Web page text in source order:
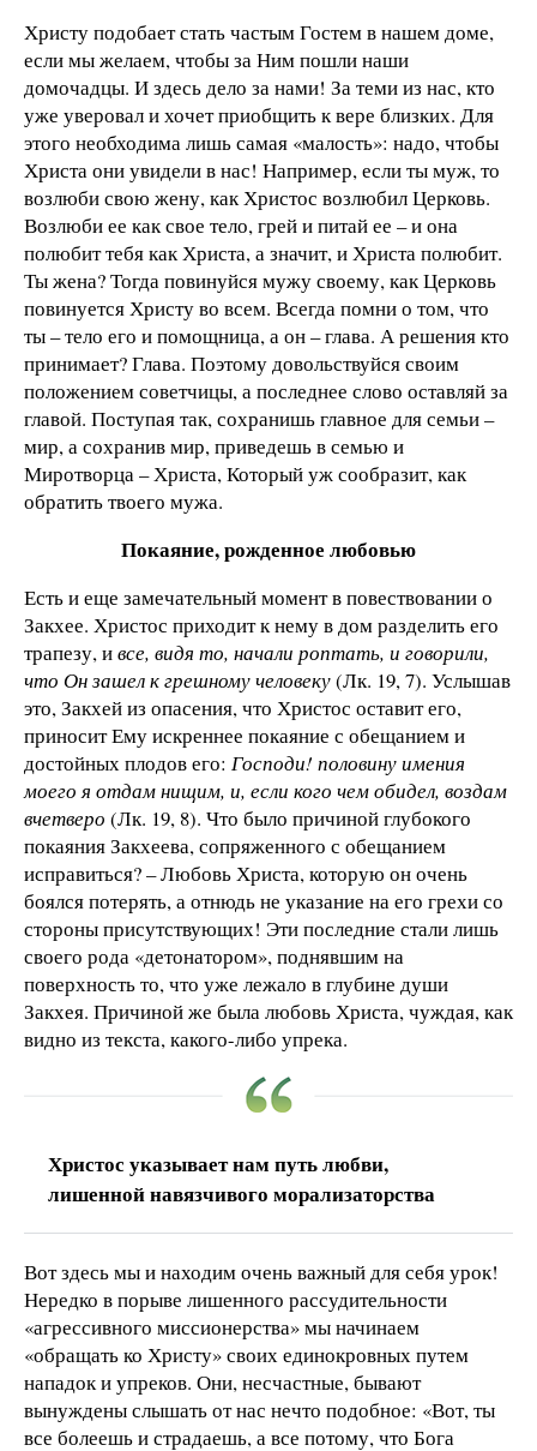
Христу подобает стать частым Гостем в нашем доме,
если мы желаем, чтобы за Ним пошли наши
домочадцы. И здесь дело за нами! За теми из нас, кто
уже уверовал и хочет приобщить к вере близких. Для
этого необходима лишь самая «малость»: надо, чтобы
Христа они увидели в нас! Например, если ты муж, то
возлюби свою жену, как Христос возлюбил Церковь.
Возлюби ее как свое тело, грей и питай ее – и она
полюбит тебя как Христа, а значит, и Христа полюбит.
Ты жена? Тогда повинуйся мужу своему, как Церковь
повинуется Христу во всем. Всегда помни о том, что
ты – тело его и помощница, а он – глава. А решения кто
принимает? Глава. Поэтому довольствуйся своим
положением советчицы, а последнее слово оставляй за
главой. Поступая так, сохранишь главное для семьи –
мир, а сохранив мир, приведешь в семью и
Миротворца – Христа, Который уж сообразит, как
обратить твоего мужа.
Покаяние, рожденное любовью
Есть и еще замечательный момент в повествовании о
Закхее. Христос приходит к нему в дом разделить его
трапезу, ивсе, видя то, начали роптать, и говорили,
что Он зашел к грешному человеку(Лк. 19, 7). Услышав
это, Закхей из опасения, что Христос оставит его,
приносит Ему искреннее покаяние с обещанием и
достойных плодов его: Господи! половину имения
моего я отдам нищим, и, если кого чем обидел, воздам
вчетверо (Лк. 19, 8). Что было причиной глубокого
покаяния Закхеева, сопряженного с обещанием
исправиться? – Любовь Христа, которую он очень
боялся потерять, а отнюдь не указание на его грехи со
стороны присутствующих! Эти последние стали лишь
своего рода «детонатором», поднявшим на
поверхность то, что уже лежало в глубине души
Закхея. Причиной же была любовь Христа, чуждая, как
видно из текста, какого-либо упрека.
Христос указывает нам путь любви,
лишенной навязчивого морализаторства
Вот здесь мы и находим очень важный для себя урок!
Нередко в порыве лишенного рассудительности
«агрессивного миссионерства» мы начинаем
«обращать ко Христу» своих единокровных путем
нападок и упреков. Они, несчастные, бывают
вынуждены слышать от нас нечто подобное: «Вот, ты
все болеешь и страдаешь, а все потому, что Бога